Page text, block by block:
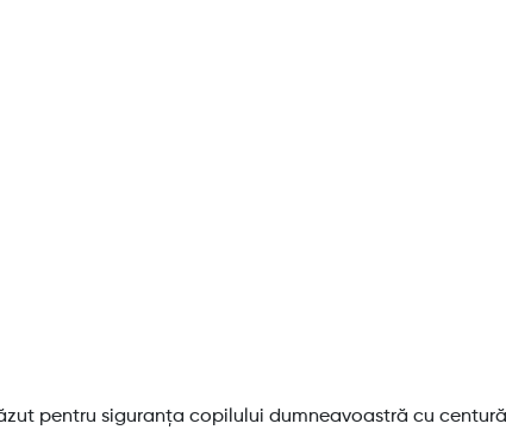
pentru siguranța copilului dumneavoastră cu